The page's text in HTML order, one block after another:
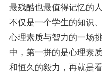
最残酷也最值得记忆的
不仅是一个学生的知识
心理素质与智力的一场
中，第一拼的是心理素
和恒久的毅力，再就是